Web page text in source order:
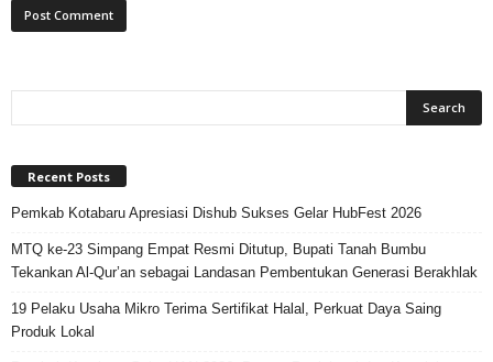
Recent Posts
Pemkab Kotabaru Apresiasi Dishub Sukses Gelar HubFest 2026
MTQ ke-23 Simpang Empat Resmi Ditutup, Bupati Tanah Bumbu
Tekankan Al-Qur’an sebagai Landasan Pembentukan Generasi Berakhlak
19 Pelaku Usaha Mikro Terima Sertifikat Halal, Perkuat Daya Saing
Produk Lokal